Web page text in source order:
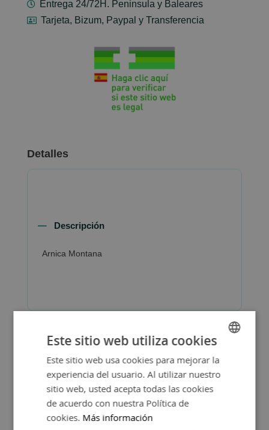
Entrega 24/72H. Peninsula y Baleares
Tarjeta, Bizum, Paypal y Transferencia
Detalles
Descripción
Arnica Montana
SPANISH
ENGLISH
Este sitio web utiliza cookies
Este sitio web usa cookies para mejorar la
experiencia del usuario. Al utilizar nuestro
sitio web, usted acepta todas las cookies
de acuerdo con nuestra Política de
cookies. Más información